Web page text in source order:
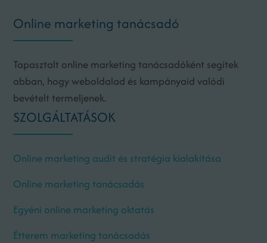
Online marketing tanácsadó
Tapasztalt online marketing tanácsadóként segítek
abban, hogy weboldalad és kampányaid valódi
bevételt termeljenek.
SZOLGÁLTATÁSOK
Online marketing audit és stratégia kialakítása
Online marketing tanácsadás
Egyéni online marketing oktatás
Étterem marketing tanácsadás